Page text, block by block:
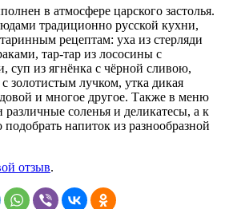
в атмосфере царского застолья.
традиционно русской кухни,
рецептам: уха из стерляди
тар-тар из лососины с
суп из ягнёнка с чёрной сливою,
золотистым лучком, утка дикая
и многое другое. Также в меню
соленья и деликатесы, а к
напиток из разнообразной
отзыв.